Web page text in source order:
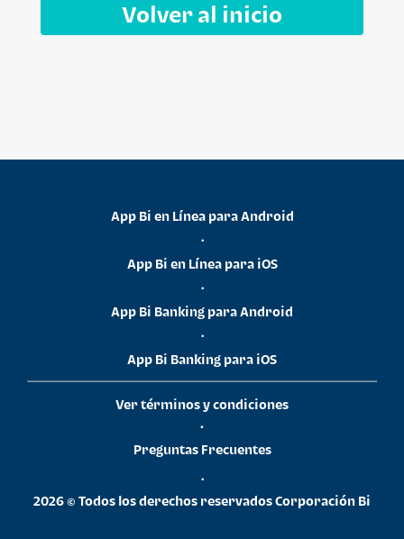
Volver al inicio
App Bi en Línea para Android
•
App Bi en Línea para iOS
•
App Bi Banking para Android
•
App Bi Banking para iOS
Ver términos y condiciones
•
Preguntas Frecuentes
•
2026 © Todos los derechos reservados Corporación Bi